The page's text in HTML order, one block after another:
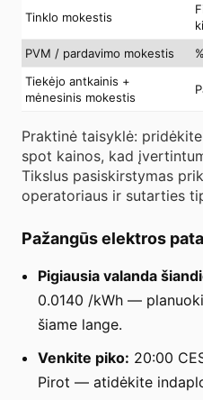
Tinklo mokestis
PVM / pardavimo mokestis
Tiekėjo antkainis +
mėnesinis mokestis
Praktinė taisyklė:
spot kainos, kad
Tikslus pasiskirstymas
operatoriaus ir sutarties
Pažangūs elektros
Pigiausia valanda
0.0140 /kWh —
šiame lange.
Venkite piko: 20:00
Pirot — atidėkite